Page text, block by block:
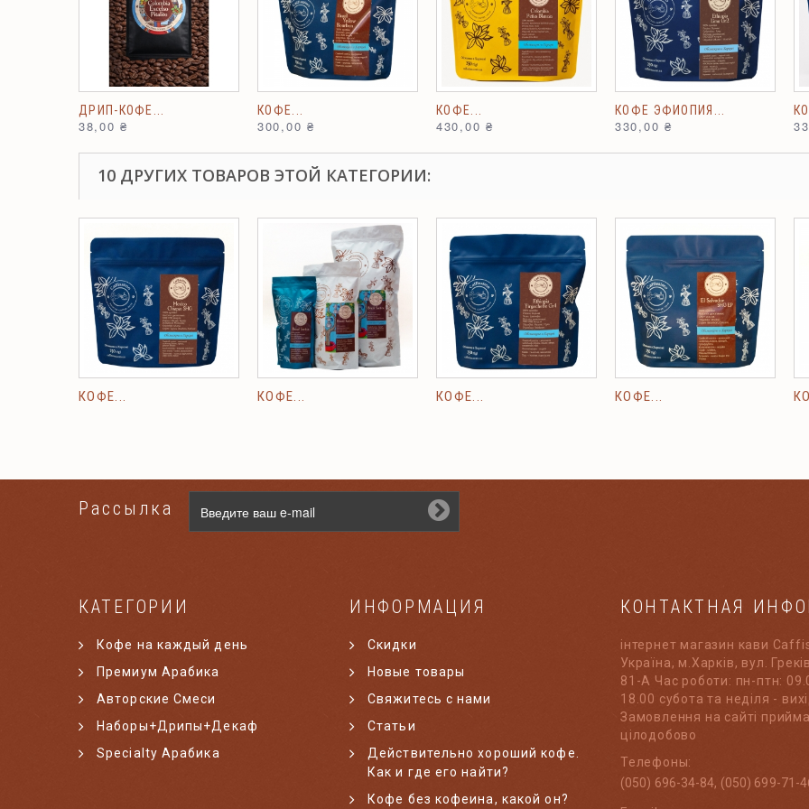
ДРИП-КОФЕ...
38,00 ₴
КОФЕ...
300,00 ₴
КОФЕ...
430,00 ₴
КОФЕ ЭФИОПИЯ...
330,00 ₴
10 ДРУГИХ ТОВАРОВ ЭТОЙ КАТЕГОРИИ:
КОФЕ... КОФЕ... КОФЕ... КОФЕ...
Рассылка
КАТЕГОРИИ
Кофе на каждый день
Премиум Арабика
Авторские Смеси
Наборы+Дрипы+Декаф
Specialty Арабика
ИНФОРМАЦИЯ
Скидки
Новые товары
Свяжитесь с нами
Статьи
Действительно хороший кофе.
Как и где его найти?
Кофе без кофеина, какой он?
КОНТАКТНАЯ
інтернет магазин кави
Україна, м.Харків, вул.
81-А Час роботи: пн-птн:
18.00 субота та неділя -
Замовлення на сайті
цілодобово
Телефоны:
(050) 696-34-84, (050) 699-71-